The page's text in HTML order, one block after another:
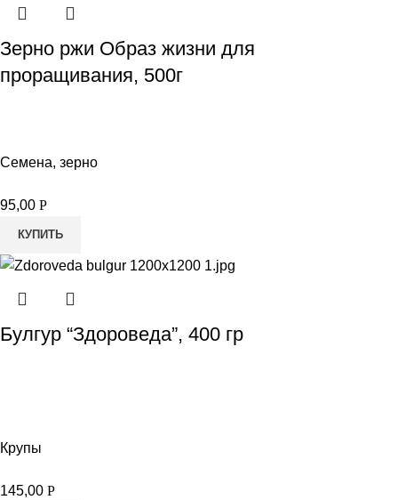
Зерно ржи Образ жизни для
проращивания, 500г
Семена, зерно
95,00 Р
КУПИТЬ
Булгур “Здороведа”, 400 гр
Крупы
145,00 Р